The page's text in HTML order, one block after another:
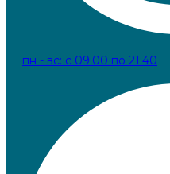
пн - вс: с 09:00 по 21:40